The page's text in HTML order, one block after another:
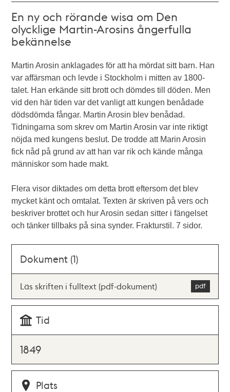
En ny och rörande wisa om Den
olycklige Martin-Arosins ångerfulla
bekännelse
Martin Arosin anklagades för att ha mördat sitt barn. Han
var affärsman och levde i Stockholm i mitten av 1800-
talet. Han erkände sitt brott och dömdes till döden. Men
vid den här tiden var det vanligt att kungen benådade
dödsdömda fångar. Martin Arosin blev benådad.
Tidningarna som skrev om Martin Arosin var inte riktigt
nöjda med kungens beslut. De trodde att Marin Arosin
fick nåd på grund av att han var rik och kände många
människor som hade makt.
Flera visor diktades om detta brott eftersom det blev
mycket känt och omtalat. Texten är skriven på vers och
beskriver brottet och hur Arosin sedan sitter i fängelset
och tänker tillbaks på sina synder. Frakturstil. 7 sidor.
Dokument (1)
Läs skriften i fulltext (pdf-dokument)
Tid
1849
Plats